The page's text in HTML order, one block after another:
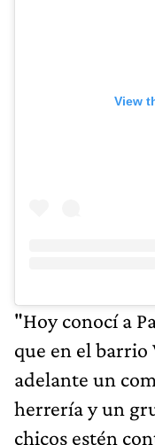
View
"Hoy conocí a
que en el barrio
adelante un
herrería y un
chicos estén